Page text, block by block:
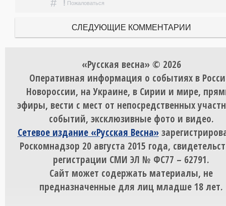
# ! Пожаловаться
СЛЕДУЮЩИЕ КОММЕНТАРИИ
«Русская весна» © 2026
Оперативная информация о событиях в
Новороссии, на Украине, в Сирии и мире,
эфиры, вести с мест от непосредственных
событий, эксклюзивные фото и видео.
Сетевое издание «Русская Весна»
Роскомнадзор 20 августа 2015 года,
регистрации СМИ ЭЛ № ФС77 – 62791.
Сайт может содержать материалы, не
предназначенные для лиц младше 18 лет.